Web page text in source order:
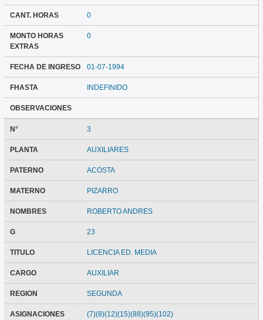
CANT. HORAS 0
MONTO HORAS
EXTRAS
0
FECHA DE INGRESO 01-07-1994
FHASTA INDEFINIDO
OBSERVACIONES
N° 3
PLANTA AUXILIARES
PATERNO ACOSTA
MATERNO PIZARRO
NOMBRES ROBERTO ANDRES
G 23
TITULO LICENCIA ED. MEDIA
CARGO AUXILIAR
REGION SEGUNDA
ASIGNACIONES (7)(8)(12)(15)(88)(95)(102)